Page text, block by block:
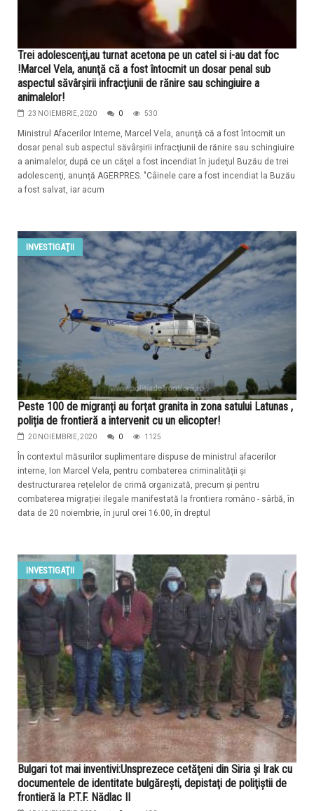
Trei adolescenţi,au turnat acetona pe un catel si i-au dat foc
!Marcel Vela, anunţă că a fost întocmit un dosar penal sub
aspectul săvârşirii infracţiunii de rănire sau schingiuire a
animalelor!
23 NOIEMBRIE, 2020 0 530
Ministrul Afacerilor Interne, Marcel Vela, anunţă că a fost întocmit un
dosar penal sub aspectul săvârşirii infracţiunii de rănire sau schingiuire
a animalelor, după ce un căţel a fost incendiat în judeţul Buzău de trei
adolescenţi, anunță AGERPRES. "Câinele care a fost incendiat la Buzău
a fost salvat, iar acum
INVESTIGAŢII
Peste 100 de migranți au forțat granita in zona satului Latunas ,
poliția de frontieră a intervenit cu un elicopter!
20 NOIEMBRIE, 2020 0 1125
În contextul măsurilor suplimentare dispuse de ministrul afacerilor
interne, Ion Marcel Vela, pentru combaterea criminalității și
destructurarea rețelelor de crimă organizată, precum și pentru
combaterea migrației ilegale manifestată la frontiera româno - sârbă, în
data de 20 noiembrie, în jurul orei 16.00, în dreptul
INVESTIGAŢII
Bulgari tot mai inventivi:Unsprezece cetăţeni din Siria şi Irak cu
documentele de identitate bulgăreşti, depistaţi de poliţiştii de
frontieră la P.T.F. Nădlac II